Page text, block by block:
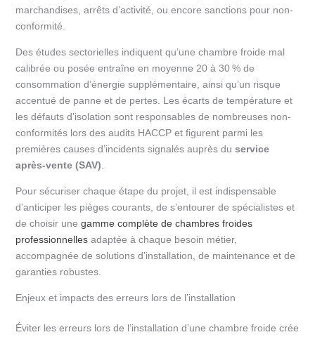
marchandises, arrêts d’activité, ou encore sanctions pour non-
conformité.
Des études sectorielles indiquent qu’une chambre froide mal
calibrée ou posée entraîne en moyenne 20 à 30 % de
consommation d’énergie supplémentaire, ainsi qu’un risque
accentué de panne et de pertes. Les écarts de température et
les défauts d’isolation sont responsables de nombreuses non-
conformités lors des audits HACCP et figurent parmi les
premières causes d’incidents signalés auprès du service
après-vente (SAV)
Pour sécuriser chaque étape du projet, il est indispensable
d’anticiper les pièges courants, de s’entourer de spécialistes et
de choisir une gamme complète de chambres froides
professionnellesadaptée à chaque besoin métier,
accompagnée de solutions d’installation, de maintenance et de
garanties robustes.
Enjeux et impacts des erreurs lors de l’installation
Éviter les erreurs lors de l’installation d’une chambre froide crée